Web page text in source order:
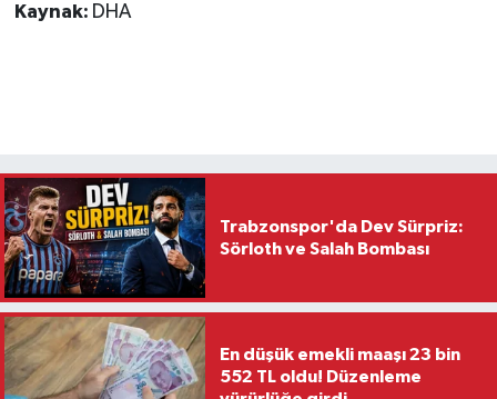
Kaynak: DHA
Trabzonspor'da Dev Sürpriz:
Sörloth ve Salah Bombası
En düşük emekli maaşı 23 bin
552 TL oldu! Düzenleme